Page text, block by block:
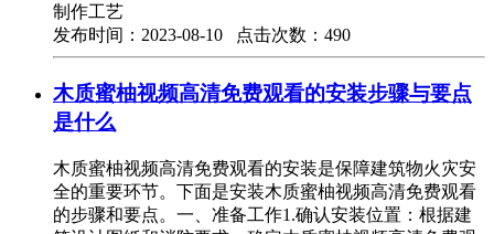
制作工艺
发布时间：2023-08-10 点击次数：490
木质蜜柚视频高清免费观看的安装步骤与要点
是什么
木质蜜柚视频高清免费观看的安装是保障建筑物火灾安
全的重要环节。下面是安装木质蜜柚视频高清免费观看
的步骤和要点。一、准备工作1.确认安装位置：根据建